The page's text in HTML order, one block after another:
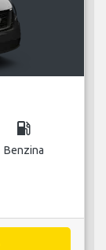
local_gas_station
Benzina